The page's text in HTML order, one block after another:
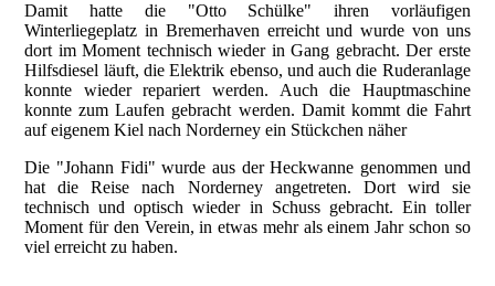
Damit hatte die "Otto Schülke" ihren vorläufigen
Winterliegeplatz in Bremerhaven erreicht und wurde von uns
dort im Moment technisch wieder in Gang gebracht. Der erste
Hilfsdiesel läuft, die Elektrik ebenso, und auch die Ruderanlage
konnte wieder repariert werden. Auch die Hauptmaschine
konnte zum Laufen gebracht werden. Damit kommt die Fahrt
auf eigenem Kiel nach Norderney ein Stückchen näher
Die "Johann Fidi" wurde aus der Heckwanne genommen und
hat die Reise nach Norderney angetreten. Dort wird sie
technisch und optisch wieder in Schuss gebracht. Ein toller
Moment für den Verein, in etwas mehr als einem Jahr schon so
viel erreicht zu haben.